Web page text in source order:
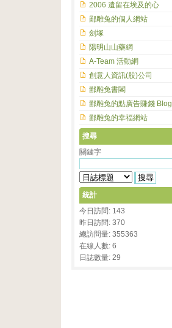
2006 遺留在埃及的心
鄙雕兔的個人網站
劍塚
陽明山山藥網
A-Team 活動網
創意人資訊(股)公司
鄙雕兔書閣
鄙雕兔的點廣告賺錢 Blog
鄙雕兔的幸福網站
搜尋
關鍵字
統計
今日訪問: 143
昨日訪問: 370
總訪問量: 355363
在線人數: 6
日誌數量: 29